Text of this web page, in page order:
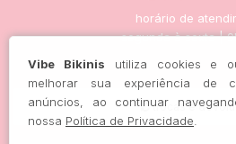
Vibe Bikinis utiliza cookies e
melhorar sua experiência de
anúncios, ao continuar
nossa Política de Privacidade.
horário de
segunda à sexta |
trocas e